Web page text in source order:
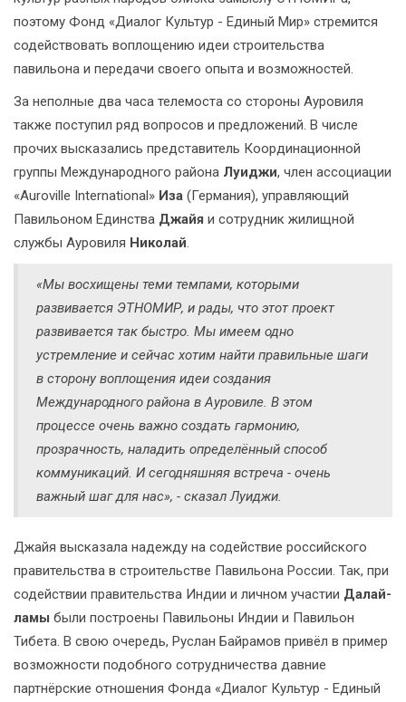
поэтому Фонд «Диалог Культур - Единый Мир» стремится
содействовать воплощению идеи строительства
павильона и передачи своего опыта и возможностей.
За неполные два часа телемоста со стороны Ауровиля
также поступил ряд вопросов и предложений. В числе
прочих высказались представитель Координационной
группы Международного района Луиджи, член ассоциации
«Auroville International» Иза (Германия), управляющий
Павильоном Единства Джайя и сотрудник жилищной
службы Ауровиля Николай.
«Мы восхищены теми темпами, которыми
развивается ЭТНОМИР, и рады, что этот проект
развивается так быстро. Мы имеем одно
устремление и сейчас хотим найти правильные шаги
в сторону воплощения идеи создания
Международного района в Ауровиле. В этом
процессе очень важно создать гармонию,
прозрачность, наладить определённый способ
коммуникаций. И сегодняшняя встреча - очень
важный шаг для нас», - сказал Луиджи.
Джайя высказала надежду на содействие российского
правительства в строительстве Павильона России. Так, при
содействии правительства Индии и личном участии Далай-
ламы были построены Павильоны Индии и Павильон
Тибета. В свою очередь, Руслан Байрамов привёл в пример
возможности подобного сотрудничества давние
партнёрские отношения Фонда «Диалог Культур - Единый